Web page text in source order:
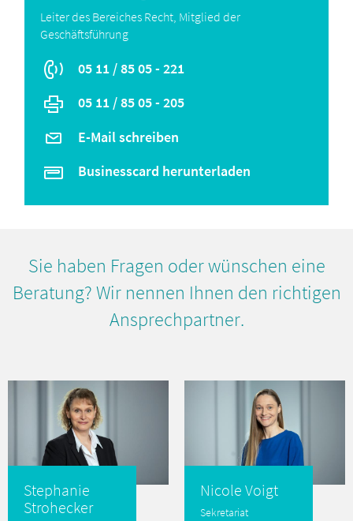
Leiter des Bereiches Recht, Mitglied der
Geschäftsführung
05 11 / 85 05 - 221
05 11 / 85 05 - 205
E-Mail schreiben
Businesscard herunterladen
Sie haben Fragen oder wünschen eine
Beratung? Wir nennen Ihnen den richtigen
Ansprechpartner.
Stephanie
Strohecker
Nicole Voigt
Sekretariat